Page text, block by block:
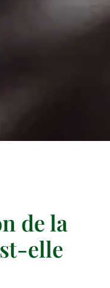
de la
elle